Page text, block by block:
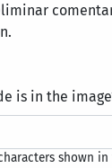
is in the
shown in